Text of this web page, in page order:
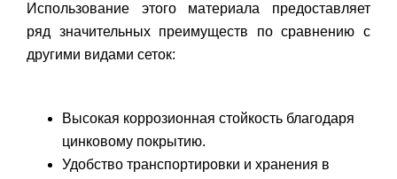
Использование этого материала предоставляет
ряд значительных преимуществ по сравнению с
другими видами сеток:
Высокая коррозионная стойкость благодаря
цинковому покрытию.
Удобство транспортировки и хранения в